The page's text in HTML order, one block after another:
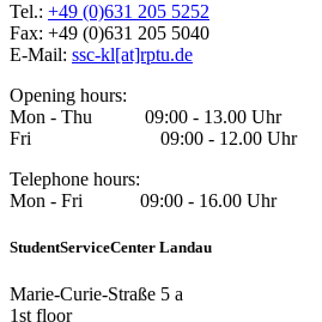
Tel.: +49 (0)631 205 5252
Fax: +49 (0)631 205 5040
E-Mail: ssc-kl[at]rptu.de
Opening hours:
Mon - Thu 09:00 - 13.00 Uhr
Fri 09:00 - 12.00 Uhr
Telephone hours:
Mon - Fri 09:00 - 16.00 Uhr
StudentServiceCenter Landau
Marie-Curie-Straße 5 a
1st floor